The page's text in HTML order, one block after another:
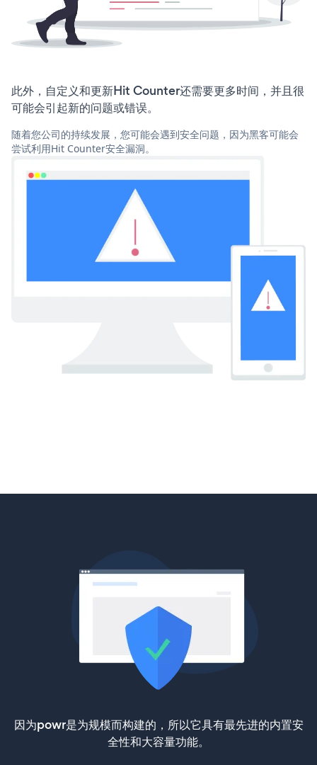
此外，自定义和更新Hit Counter还需要更多时间，并且很
可能会引起新的问题或错误。
随着您公司的持续发展，您可能会遇到安全问题，因为黑客可能会
尝试利用Hit Counter安全漏洞。
因为powr是为规模而构建的，所以它具有最先进的内置安
全性和大容量功能。